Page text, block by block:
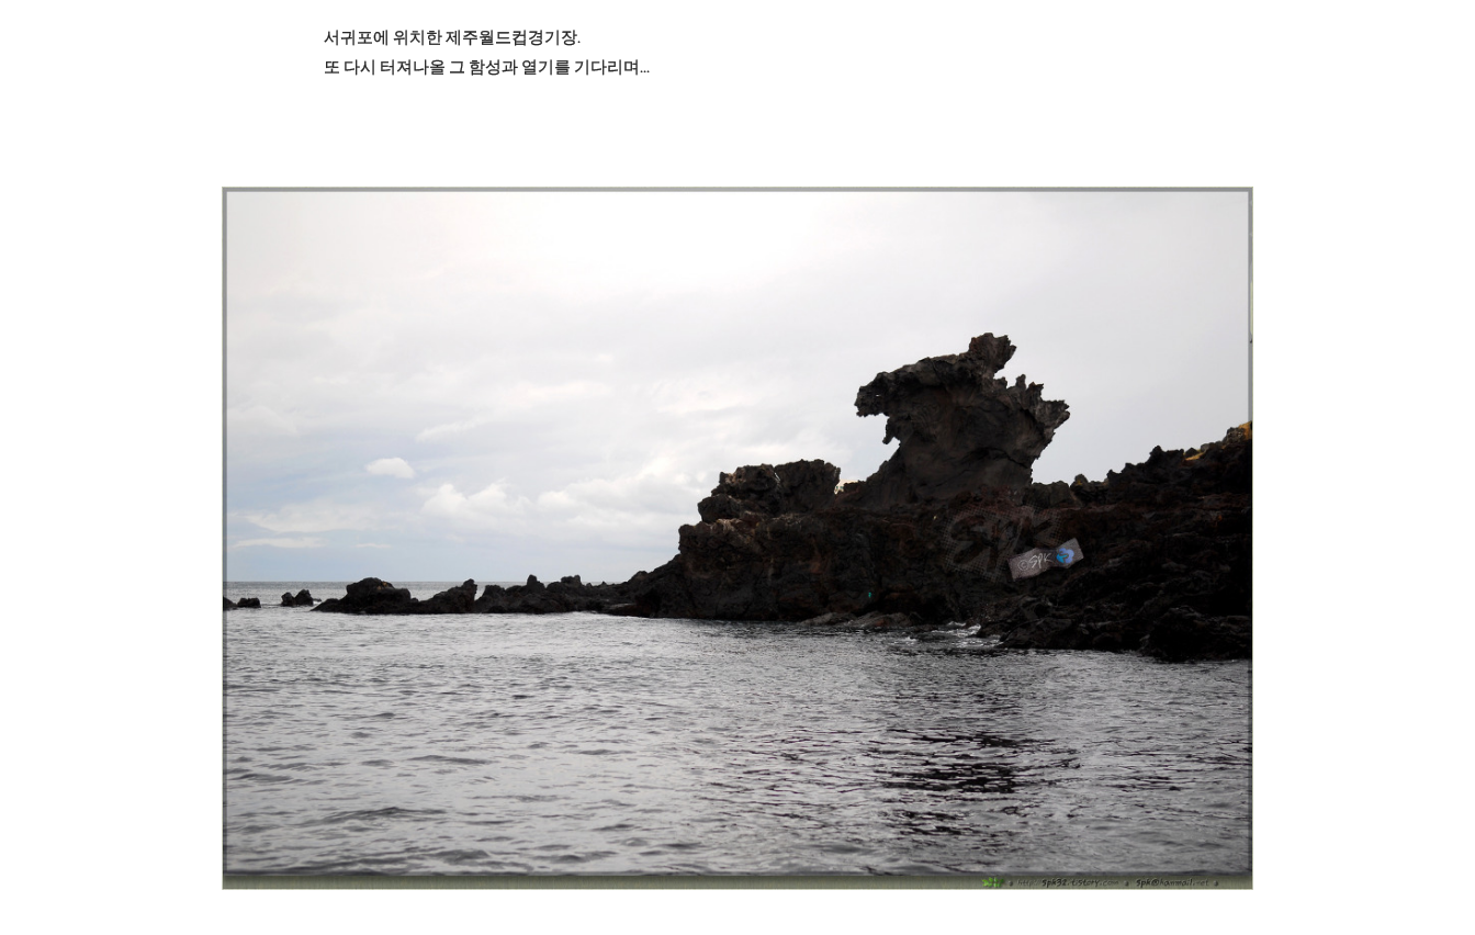
서귀포에 위치한 제주월드컵경기장.
또 다시 터져나올 그 함성과 열기를 기다리며...